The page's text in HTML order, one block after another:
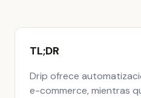
TL;DR
Drip ofrece
e-commerce, mientras